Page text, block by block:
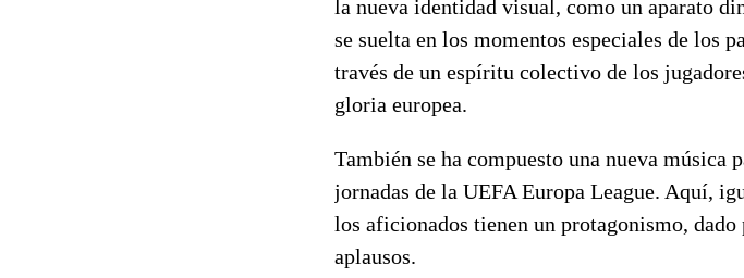
la nueva identidad visual, como un aparato
se suelta en los momentos especiales de los
través de un espíritu colectivo de los
gloria europea.
También se ha compuesto una nueva
jornadas de la UEFA Europa League. Aquí,
los aficionados tienen un protagonismo,
aplausos.